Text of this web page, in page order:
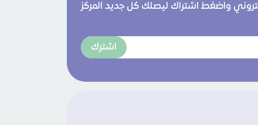
واضغط اشتراك ليصلك كل جديد المركز
اشترك